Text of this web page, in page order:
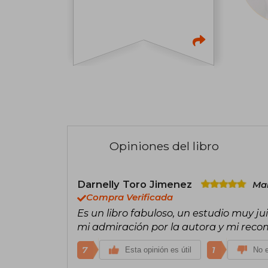
Opiniones del libro
Darnelly Toro Jimenez
Compra Verificada
Es un libro fabuloso, un estudio muy
mi admiración por la autora y mi
7 Esta opinión es útil 1 No